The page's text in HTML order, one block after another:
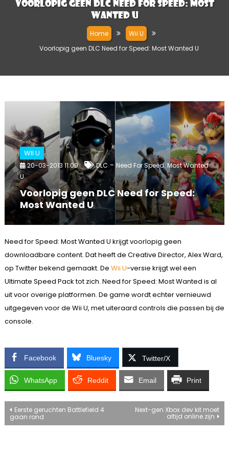
Voorlopig geen DLC Need for Speed: Most
Wanted U
Home
Wii U
Voorlopig geen DLC Need for Speed: Most Wanted U
WII U
20-03-2013 11:09 DLC - Need For Speed: Most Wanted
U
Voorlopig geen DLC Need for Speed:
Most Wanted U
Need for Speed: Most Wanted U krijgt voorlopig geen
downloadbare content. Dat heeft de Creative Director, Alex Ward,
op Twitter bekend gemaakt. De Wii U-versie krijgt wel een
Ultimate Speed Pack tot zich. Need for Speed: Most Wanted is al
uit voor overige platformen. De game wordt echter vernieuwd
uitgegeven voor de Wii U, met uiteraard controls die passen bij de
console.
Facebook Bluesky Twitter/X
WhatsApp Reddit Email Print
Bericht
Eerste geruchten Battlefield 4
gaan rond
Next-gen Xbox dev kit moet
altijd online zijn